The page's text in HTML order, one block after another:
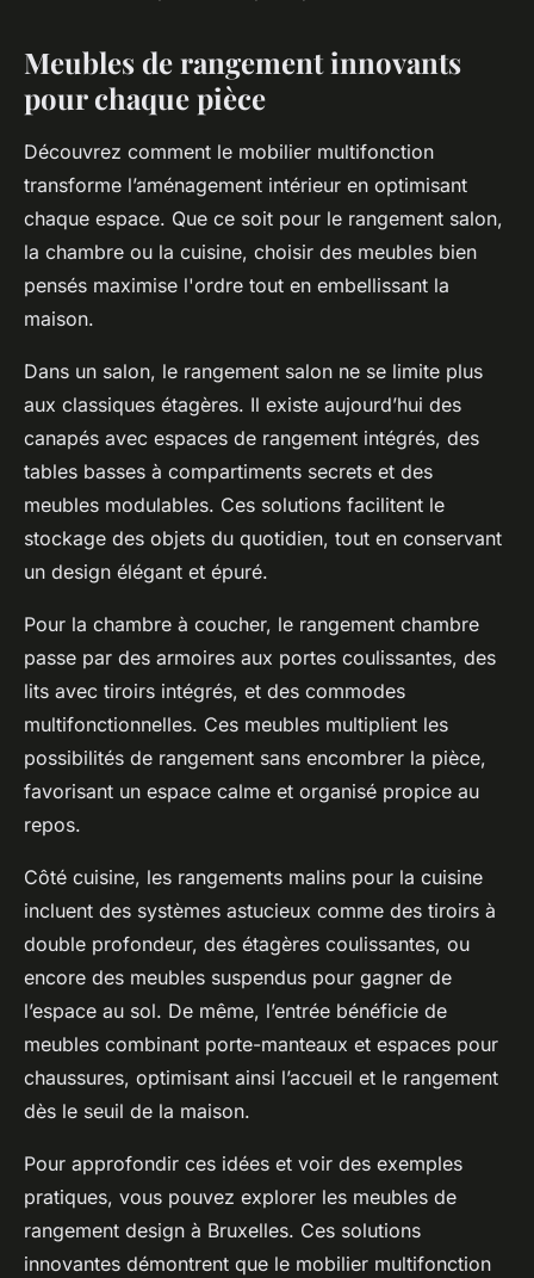
Meubles de rangement innovants
pour chaque pièce
Découvrez comment le mobilier multifonction
transforme l’aménagement intérieur en optimisant
chaque espace. Que ce soit pour le rangement salon,
la chambre ou la cuisine, choisir des meubles bien
pensés maximise l'ordre tout en embellissant la
maison.
Dans un salon, le rangement salon ne se limite plus
aux classiques étagères. Il existe aujourd’hui des
canapés avec espaces de rangement intégrés, des
tables basses à compartiments secrets et des
meubles modulables. Ces solutions facilitent le
stockage des objets du quotidien, tout en conservant
un design élégant et épuré.
Pour la chambre à coucher, le rangement chambre
passe par des armoires aux portes coulissantes, des
lits avec tiroirs intégrés, et des commodes
multifonctionnelles. Ces meubles multiplient les
possibilités de rangement sans encombrer la pièce,
favorisant un espace calme et organisé propice au
repos.
Côté cuisine, les rangements malins pour la cuisine
incluent des systèmes astucieux comme des tiroirs à
double profondeur, des étagères coulissantes, ou
encore des meubles suspendus pour gagner de
l’espace au sol. De même, l’entrée bénéficie de
meubles combinant porte-manteaux et espaces pour
chaussures, optimisant ainsi l’accueil et le rangement
dès le seuil de la maison.
Pour approfondir ces idées et voir des exemples
pratiques, vous pouvez explorer les meubles de
rangement design à Bruxelles. Ces solutions
innovantes démontrent que le mobilier multifonction